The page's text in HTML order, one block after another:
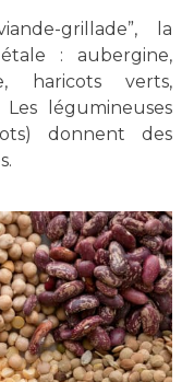
grillade”, la
: aubergine,
haricots verts,
légumineuses
donnent des